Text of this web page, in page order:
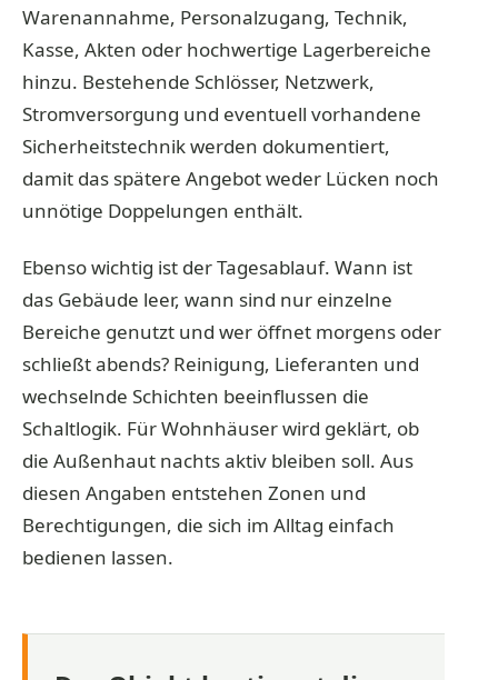
Warenannahme, Personalzugang, Technik,
Kasse, Akten oder hochwertige Lagerbereiche
hinzu. Bestehende Schlösser, Netzwerk,
Stromversorgung und eventuell vorhandene
Sicherheitstechnik werden dokumentiert,
damit das spätere Angebot weder Lücken noch
unnötige Doppelungen enthält.
Ebenso wichtig ist der Tagesablauf. Wann ist
das Gebäude leer, wann sind nur einzelne
Bereiche genutzt und wer öffnet morgens oder
schließt abends? Reinigung, Lieferanten und
wechselnde Schichten beeinflussen die
Schaltlogik. Für Wohnhäuser wird geklärt, ob
die Außenhaut nachts aktiv bleiben soll. Aus
diesen Angaben entstehen Zonen und
Berechtigungen, die sich im Alltag einfach
bedienen lassen.